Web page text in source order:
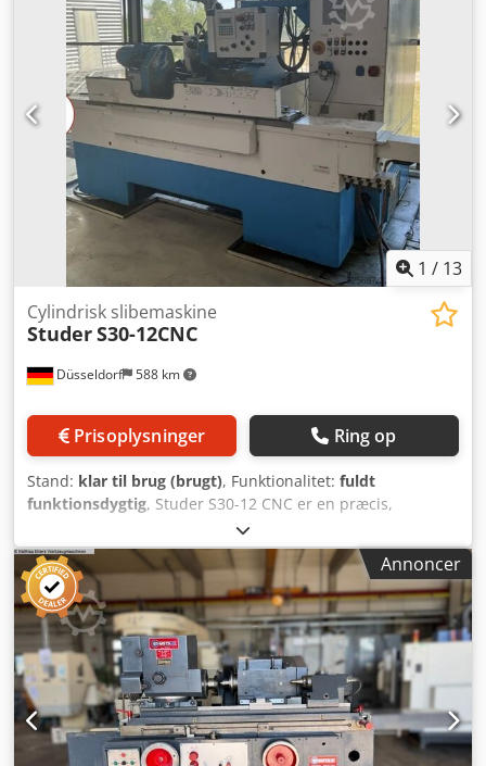
1 / 13
Düsseldorf 588 km
Cylindrisk slibemaskine
StuderS30-12CNC
Prisoplysninger Ring op
Stand: klar til brug (brugt), Funktionalitet: fuldt
funktionsdygtig, Studer S30-12 CNC er en præcis,
cylindrisk rundslibemaskine fra Fritz Studer AG. Mærke:
Studer Crsdpfxjzn Nqre Aa Usf Type: S30-12CNC
Serienummer: 1248.74 Dimensioner (L): 3250 mm
Dimensioner (B): 2000 mm Dimensioner (H): 1950 mm
Hjulhastighed: 30 m/s
Annoncer